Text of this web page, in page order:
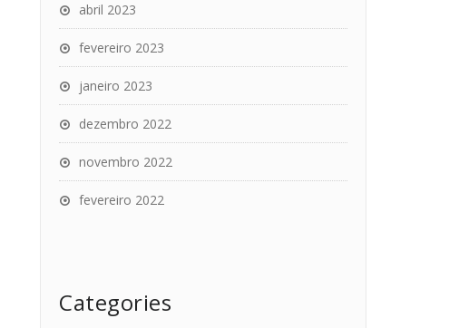
abril 2023
fevereiro 2023
janeiro 2023
dezembro 2022
novembro 2022
fevereiro 2022
Categories